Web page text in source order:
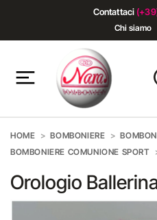
Contattaci
Chi siamo
HOME BOMBONIERE
BOMBONIERE COMUNIONE SPORT
Orologio